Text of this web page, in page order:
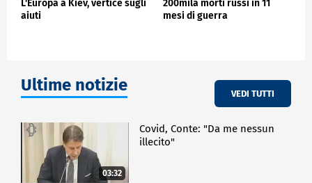
L'Europa a Kiev, vertice sugli
aiuti
200mila morti russi in 11
mesi di guerra
Ultime notizie VEDI TUTTI
03:32
Covid, Conte: "Da me nessun
illecito"